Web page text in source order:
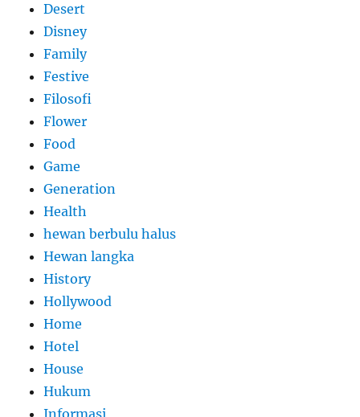
Desert
Disney
Family
Festive
Filosofi
Flower
Food
Game
Generation
Health
hewan berbulu halus
Hewan langka
History
Hollywood
Home
Hotel
House
Hukum
Informasi